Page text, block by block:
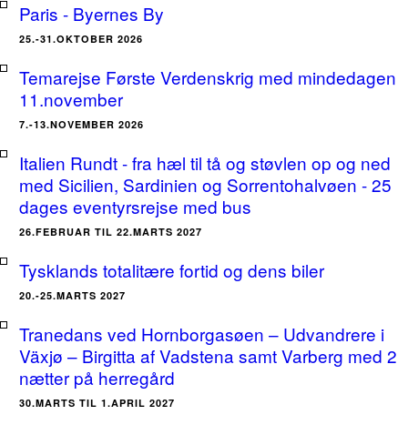
Paris - Byernes By
25.-31.OKTOBER 2026
Temarejse Første Verdenskrig med mindedagen
11.november
7.-13.NOVEMBER 2026
Italien Rundt - fra hæl til tå og støvlen op og ned
med Sicilien, Sardinien og Sorrentohalvøen - 25
dages eventyrsrejse med bus
26.FEBRUAR TIL 22.MARTS 2027
Tysklands totalitære fortid og dens biler
20.-25.MARTS 2027
Tranedans ved Hornborgasøen – Udvandrere i
Växjø – Birgitta af Vadstena samt Varberg med 2
nætter på herregård
30.MARTS TIL 1.APRIL 2027